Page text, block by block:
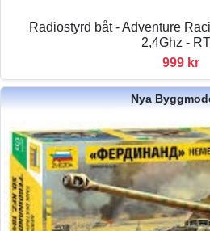
Radiostyrd båt - Adventure
2,4Ghz -
999 kr
Nya